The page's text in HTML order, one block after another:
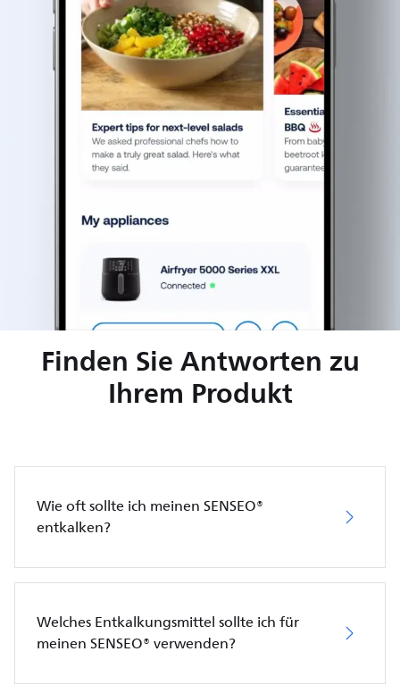
Finden Sie Antworten zu
Ihrem Produkt
Wie oft sollte ich meinen SENSEO®
entkalken?
Welches Entkalkungsmittel sollte ich für
meinen SENSEO® verwenden?